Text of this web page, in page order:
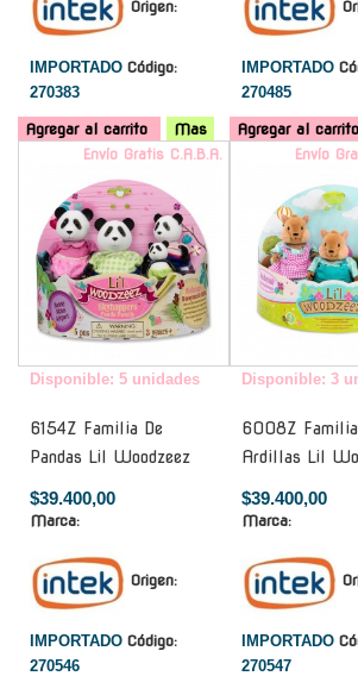
Origen:
IMPORTADO Código:
270383
Agregar al carrito Mas
IMPORTADO
270485
Agregar al carrito
Envío Gratis C.A.B.A.
Disponible: 5 unidades
6154Z Familia De
Pandas Lil Woodzeez
$39.400,00
Marca:
Origen:
IMPORTADO Código:
270546
Envío
Disponible: 3
6008Z Familia
Ardillas Lil
$39.400,00
Marca:
IMPORTADO
270547